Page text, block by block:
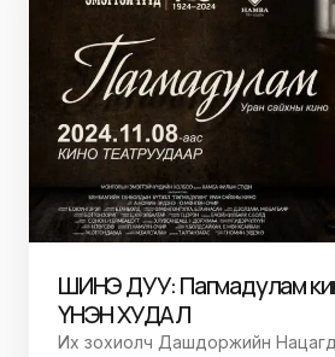
ШИНЭ ДУУ: Пагмадулам
ҮНЭН ХУДАЛ
Их зохиолч Дашдоржийн